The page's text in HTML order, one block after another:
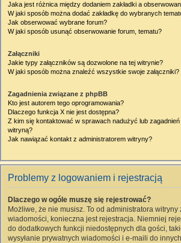
Jaka jest różnica między dodaniem zakładki a
W jaki sposób można dodać zakładkę do wybranych
Jak obserwować wybrane forum?
W jaki sposób usunąć obserwowanie forum, tematu?
Załączniki
Jakie typy załączników są dozwolone na tej witrynie?
W jaki sposób można znaleźć wszystkie swoje załączniki?
Zagadnienia związane z phpBB
Kto jest autorem tego oprogramowania?
Dlaczego funkcja X nie jest dostępna?
Z kim się kontaktować w sprawach nadużyć lub
witryną?
Jak nawiązać kontakt z administratorem witryny?
Problemy z logowaniem i rejestracją
Dlaczego w ogóle muszę się rejestrować?
Możliwe, że nie musisz. To od administratora witryny
wiadomości, konieczna jest rejestracja. Niemniej
do dodatkowych funkcji niedostępnych dla gości,
wysyłanie prywatnych wiadomości i e-maili do